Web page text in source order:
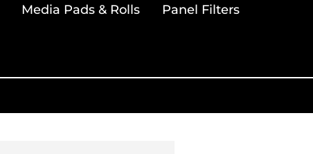
Media Pads & Rolls Panel Filters